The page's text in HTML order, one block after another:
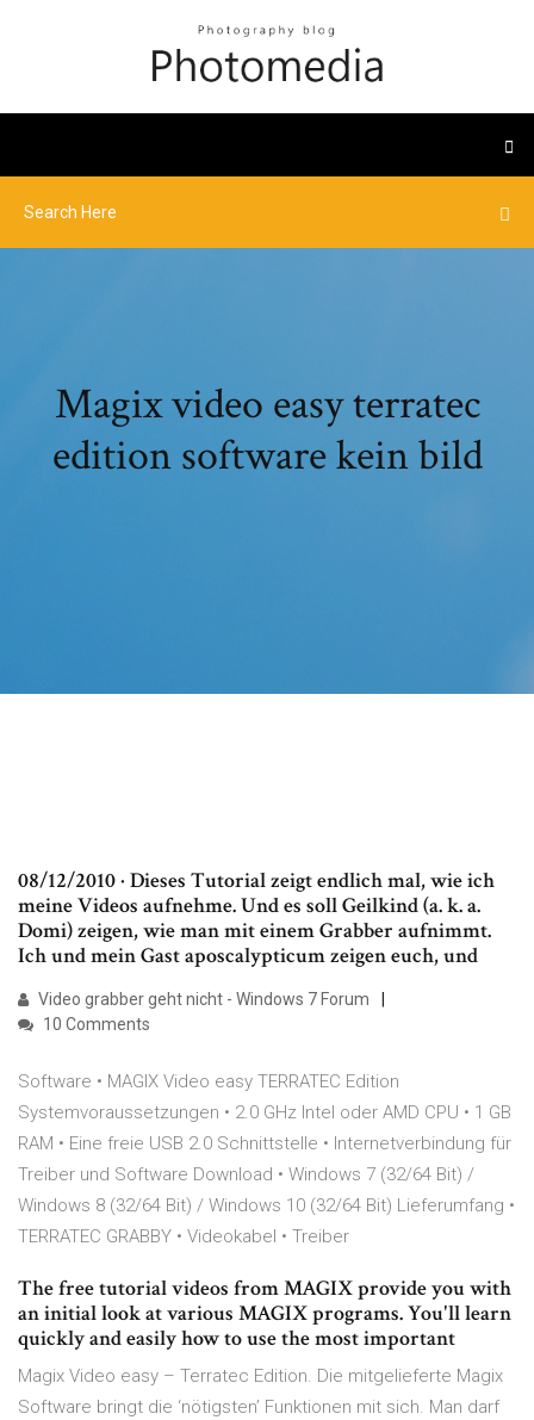
Magix video easy terratec
edition software kein bild
08/12/2010 · Dieses Tutorial zeigt endlich mal, wie ich
meine Videos aufnehme. Und es soll Geilkind (a. k. a.
Domi) zeigen, wie man mit einem Grabber aufnimmt.
Ich und mein Gast aposcalypticum zeigen euch, und
Video grabber geht nicht - Windows 7 Forum
10 Comments
Software • MAGIX Video easy TERRATEC Edition
Systemvoraussetzungen • 2.0 GHz Intel oder AMD CPU • 1 GB
RAM • Eine freie USB 2.0 Schnittstelle • Internetverbindung für
Treiber und Software Download • Windows 7 (32/64 Bit) /
Windows 8 (32/64 Bit) / Windows 10 (32/64 Bit) Lieferumfang •
TERRATEC GRABBY • Videokabel • Treiber
The free tutorial videos from MAGIX provide you with
an initial look at various MAGIX programs. You'll learn
quickly and easily how to use the most important
Magix Video easy – Terratec Edition. Die mitgelieferte Magix
Software bringt die ‘nötigsten’ Funktionen mit sich. Man darf